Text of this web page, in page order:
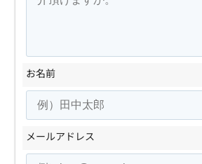
お名前
メールアドレス